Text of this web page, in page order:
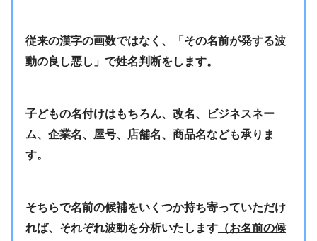
従来の漢字の画数ではなく、「その名前が発する波
動の良し悪し」で姓名判断をします。
子どもの名付けはもちろん、改名、ビジネスネー
ム、企業名、屋号、店舗名、商品名なども承りま
す。
そちらで名前の候補をいくつか持ち寄っていただけ
れば、それぞれ波動を分析いたします（お名前の候